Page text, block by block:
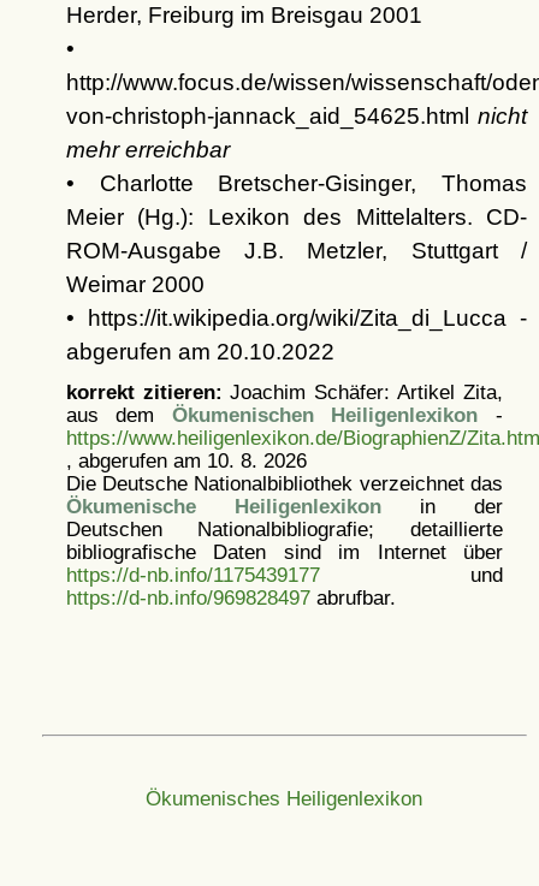
Herder, Freiburg im Breisgau 2001
•
http://www.focus.de/wissen/wissenschaft/
von-christoph-jannack_aid_54625.html nicht
mehr erreichbar
• Charlotte Bretscher-Gisinger, Thomas
Meier (Hg.): Lexikon des Mittelalters. CD-
ROM-Ausgabe J.B. Metzler, Stuttgart /
Weimar 2000
• https://it.wikipedia.org/wiki/Zita_di_Lucca -
abgerufen am 20.10.2022
korrekt zitieren: Joachim Schäfer: ArtikelZita,
aus dem Ökumenischen Heiligenlexikon -
https://www.heiligenlexikon.de/BiographienZ/Zita.htm
, abgerufen am 10. 8. 2026
Die Deutsche Nationalbibliothek verzeichnet das
Ökumenische Heiligenlexikonin der
Deutschen Nationalbibliografie; detaillierte
bibliografische Daten sind im Internet über
https://d-nb.info/1175439177und
https://d-nb.info/969828497abrufbar.
Ökumenisches Heiligenlexikon